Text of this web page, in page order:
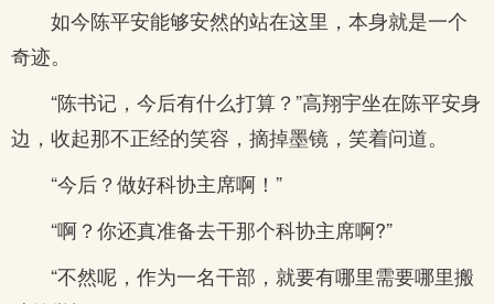
如今陈平安能够安然的站在这里，本身就是一个
奇迹。
“陈书记，今后有什么打算？”高翔宇坐在陈平安身
边，收起那不正经的笑容，摘掉墨镜，笑着问道。
“今后？做好科协主席啊！”
“啊？你还真准备去干那个科协主席啊?”
“不然呢，作为一名干部，就要有哪里需要哪里搬